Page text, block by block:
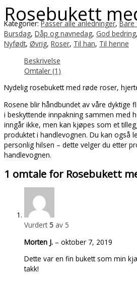
Rosebukett
Kategorier: Passer alle anledninger, Bare
Bursdag, Dåp og navnedag, God bedring,
Nyfødt, Øvrig, Roser, Til han, Til henne
Beskrivelse
Omtaler (1)
Nydelig rosebukett med røde roser,
Rosene blir håndbundet av våre dyktige
i beskyttende innpakning sammen med
inngår ikke, men kan kjøpes som et
produktet i handlevognen. Du kan også
personlig hilsen – dette velger du etter
handlevognen.
1 omtale for Rosebukett
Vurdert5 av 5
Morten J. – oktober 7, 2019
Dette var en fin bukett som min
takk!